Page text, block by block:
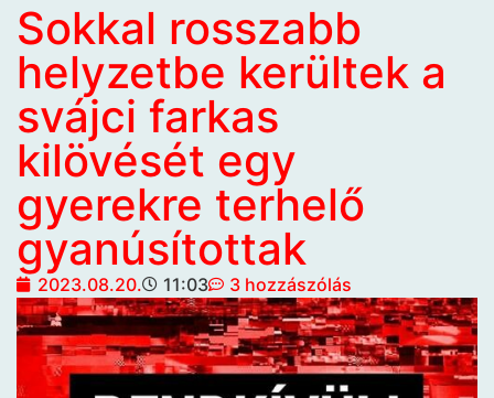
Sokkal rosszabb
helyzetbe kerültek a
svájci farkas
kilövését egy
gyerekre terhelő
gyanúsítottak
2023.08.20. 11:03 3 hozzászólás